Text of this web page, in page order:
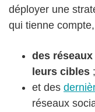
déployer une
qui tienne
des
leurs cibles ;
et des
réseaux